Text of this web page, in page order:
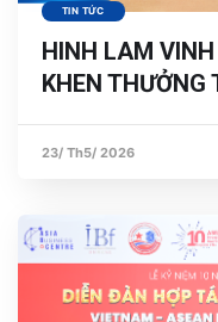
TIN TỨC
HINH LAM
KHEN
23/ Th5/ 2026